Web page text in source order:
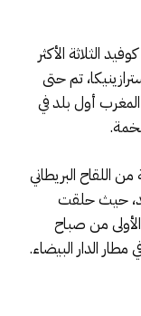
الثلاثة الأكثر
تم حتى
أول بلد في
اللقاح البريطاني
حيث حلقت
من صباح
الدار البيضاء.